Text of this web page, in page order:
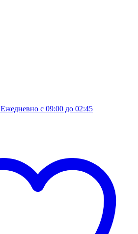
Ежедневно с 09:00 до 02:45